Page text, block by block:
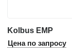
Kolbus EMP
Цена по запросу